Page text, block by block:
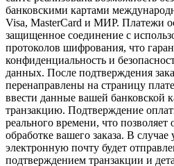
банковскими картами
Visa, MasterCard и МИР. Платежи
защищенное соединение с
протоколов шифрования, что
конфиденциальность и
данных. После подтверждения
перенаправлены на страницу
ввести данные вашей банковской
транзакцию. Подтверждение
реального времени, что
обработке вашего заказа. В
электронную почту будет
подтверждением транзакции и